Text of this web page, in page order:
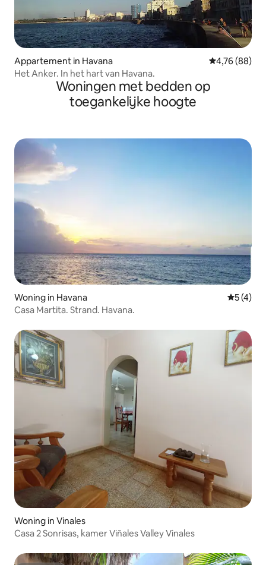
Appartement in Havana Gemiddelde
4,76 (88)
Het Anker. In het hart van Havana.
Woningen met bedden op
toegankelijke hoogte
Woning in Havana
5 (4)
Casa Martita. Strand. Havana.
Woning in Vinales
Casa 2 Sonrisas, kamer Viñales Valley Vinales